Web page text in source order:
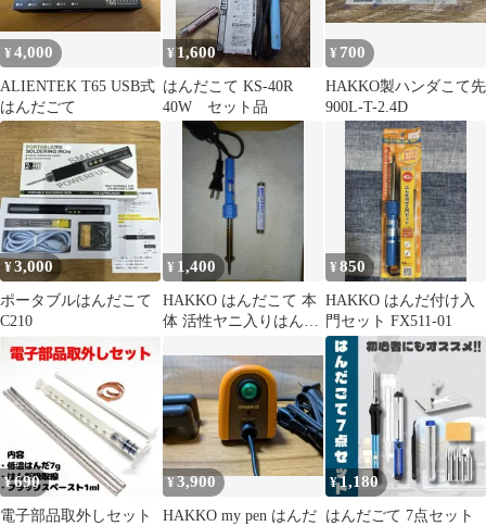
¥4,000
ALIENTEK T65 USB式
はんだごて
¥1,600
はんだこて KS-40R
40W セット品
¥ 700
HAKKO製ハンダこて先
900L-T-2.4D
¥3,000
ポータブルはんだこて
C210
¥ 1,400
HAKKO はんだこて 本
体 活性ヤニ入りはんだ
¥850
HAKKO はんだ付け入
門セット FX511-01
¥690
電子部品取外しセット
¥3,900
HAKKO my pen はんだ
¥1,180
はんだごて 7点セット